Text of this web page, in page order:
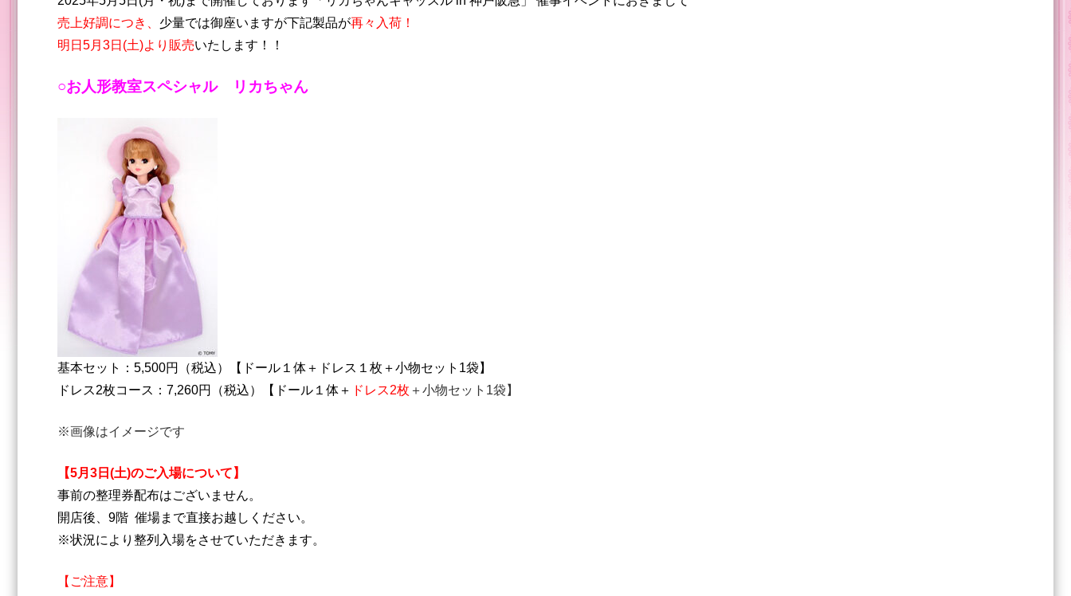
売上好調につき、 少量では御座いますが下記製品が再々入荷！
明日5月3日(土)よ り販売いたします！！
○お人形教室スペシャル リカちゃん
基本セット：5,500円（税込）【ドール１体＋ドレス１枚＋小物セット1袋】
ドレス2枚コース：7,260円（税込）【ドール１体＋ ドレス2枚 ＋小物セット1袋】
※画像はイメージです
【5月3日(土)のご入場について】
事前の整理券配布はございません。
開店後、9階 催場まで直接お越しください。
※状況により整列入場をさせていただきます。
【ご注意】